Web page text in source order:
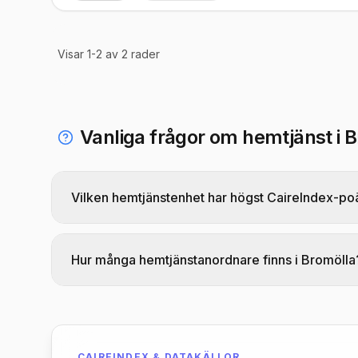
Visar 1-2 av 2 rader
Vanliga frågor om hemtjänst i
Vilken hemtjänstenhet har högst CaireIndex-
av CAIREs proprietära formel och ska läsas
Hur många hemtjänstanordnare finns i